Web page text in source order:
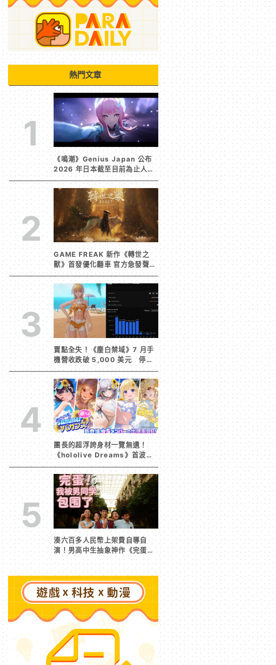
熱門文章
1
《鳴潮》Genius Japan 公布
2026 年日本截至目前為止人氣
歌單《遠航星的告別》&《自無
垠處歸航之星》入榜
2
GAME FREAK 新作《轉世之
獸》首發優化翻車 官方急發聲明
承諾提供大量更新彌補
3
賣點全失！《塵白禁域》7 月手
機營收跌破 5,000 美元 停服
整改後玩家大量流失
4
團長的超浮誇身材一覽無遺！
《hololive Dreams》首波夏
日活動今日開跑 白銀諾艾爾等
5 位人氣成員泳裝卡池同步解鎖
5
湊六百多人民幣上架費自導自
演！男高中生抽象神作《完蛋！
我被男同學包圍了》突然爆紅